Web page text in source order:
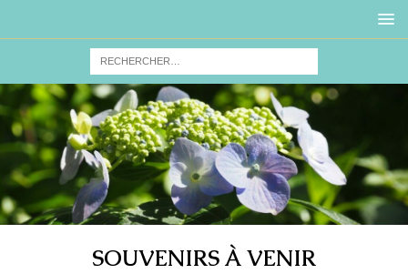
SOUVENIRS À VENIR